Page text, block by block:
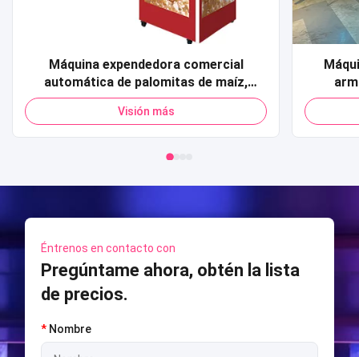
Máquina expendedora comercial
automática de palomitas de maíz,
tarjeta de crédito, pago con código QR,
máquina expendedora de palomitas de
maíz para centro comercial
Visión más
Éntrenos en contacto con
Pregúntame ahora, obtén la lista
de precios.
* Nombre